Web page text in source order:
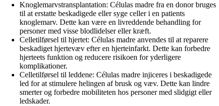
Knoglemarvstransplantation: Células madre fra en donor bruges
til at erstatte beskadigede eller syge celler i en patients
knoglemarv. Dette kan være en livreddende behandling for
personer med visse blodlidelser eller kræft.
Celletilførsel til hjertet: Células madre anvendes til at reparere
beskadiget hjertevæv efter en hjerteinfarkt. Dette kan forbedre
hjerteets funktion og reducere risikoen for yderligere
komplikationer.
Celletilførsel til leddene: Células madre injiceres i beskadigede
led for at stimulere helingen af ​​brusk og væv. Dette kan lindre
smerter og forbedre mobiliteten hos personer med slidgigt eller
ledskader.